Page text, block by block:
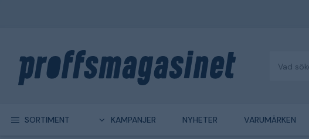
SORTIMENT KAMPANJER NYHETER VARUMÄRKEN